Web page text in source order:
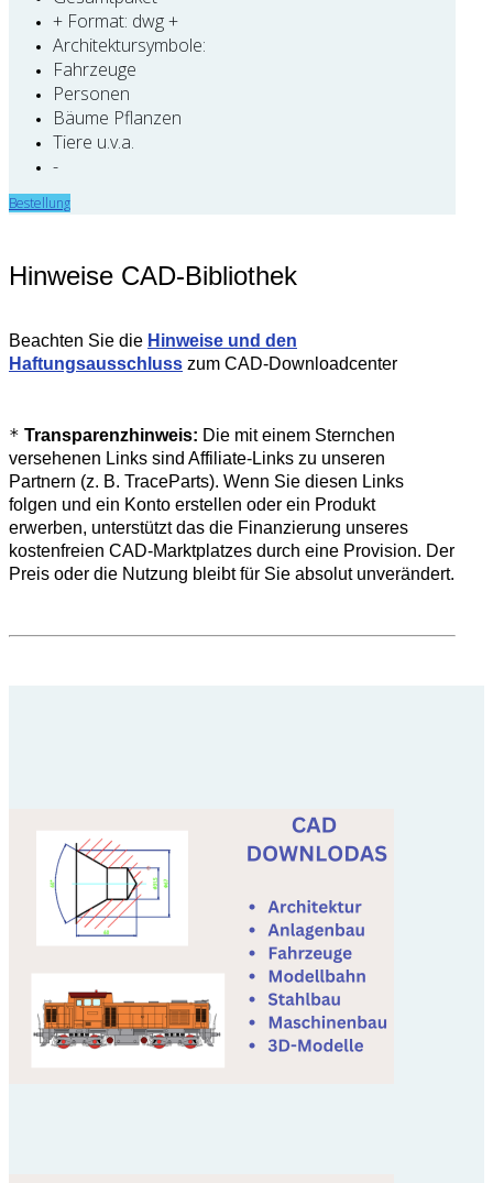
+ Format: dwg +
Architektursymbole:
Fahrzeuge
Personen
Bäume Pflanzen
Tiere u.v.a.
-
Bestellung
Hinweise CAD-Bibliothek
Beachten Sie die Hinweise und den
Haftungsausschluss zum CAD-Downloadcenter
* Transparenzhinweis: Die mit einem Sternchen
versehenen Links sind Affiliate-Links zu unseren
Partnern (z. B. TraceParts). Wenn Sie diesen Links
folgen und ein Konto erstellen oder ein Produkt
erwerben, unterstützt das die Finanzierung unseres
kostenfreien CAD-Marktplatzes durch eine Provision. Der
Preis oder die Nutzung bleibt für Sie absolut unverändert.